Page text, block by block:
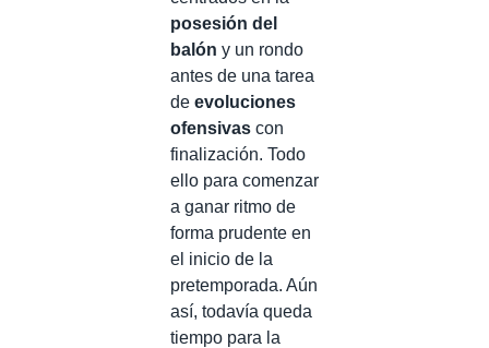
posesión del
balón y un rondo
antes de una tarea
de evoluciones
ofensivas con
finalización. Todo
ello para comenzar
a ganar ritmo de
forma prudente en
el inicio de la
pretemporada. Aún
así, todavía queda
tiempo para la